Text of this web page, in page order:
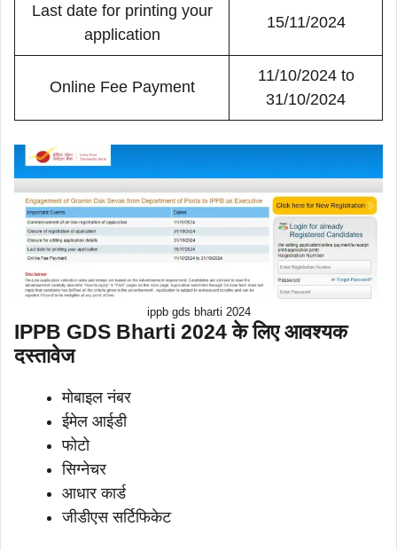
Last date for printing your
application
15/11/2024
Online Fee Payment
11/10/2024 to
31/10/2024
ippb gds bharti 2024
IPPB GDS Bharti 2024 के लिए आवश्यक
दस्तावेज
मोबाइल नंबर
ईमेल आईडी
फोटो
सिग्नेचर
आधार कार्ड
जीडीएस सर्टिफिकेट